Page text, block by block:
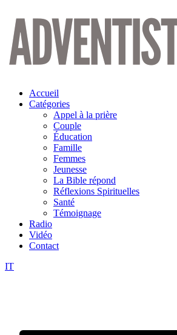
Aller
contenu
Accueil
Catégories
Appel à la prière
Couple
Éducation
Famille
Femmes
Jeunesse
La Bible répond
Réflexions Spirituelles
Santé
Témoignage
Radio
Vidéo
Contact
IT